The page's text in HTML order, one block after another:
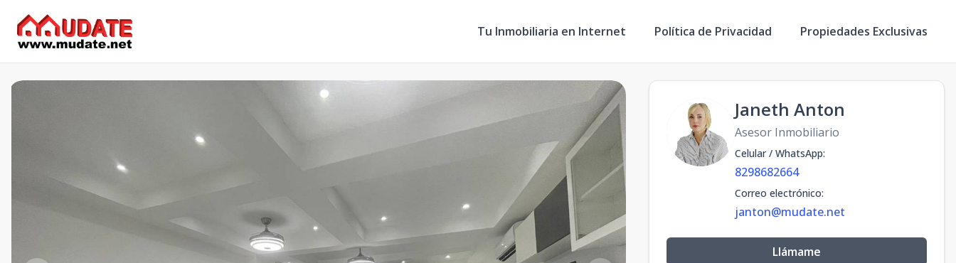
Tu Inmobiliaria en Internet Política de Privacidad Propiedades Exclusivas
Janeth Anton
Asesor Inmobiliario
Celular / WhatsApp:
8298682664
Correo electrónico:
janton@mudate.net
Llámame